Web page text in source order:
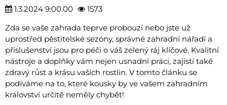
1.3.2024 9:00.00
1573
Zda se vaše zahrada teprve probouzí nebo jste už
uprostřed pěstitelské sezóny, správné zahradní nářadí a
příslušenství jsou pro péči o váš zelený ráj klíčové. Kvalitní
nástroje a doplňky vám nejen usnadní práci, zajistí také
zdravý růst a krásu vašich rostlin. V tomto článku se
podíváme na to, které kousky by ve vašem zahradním
království určitě neměly chybět!